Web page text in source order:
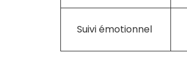
Suivi émotionnel